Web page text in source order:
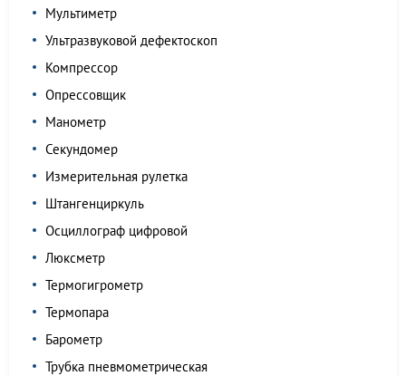
Мультиметр
Ультразвуковой дефектоскоп
Компрессор
Опрессовщик
Манометр
Секундомер
Измерительная рулетка
Штангенциркуль
Осциллограф цифровой
Люксметр
Термогигрометр
Термопара
Барометр
Трубка пневмометрическая